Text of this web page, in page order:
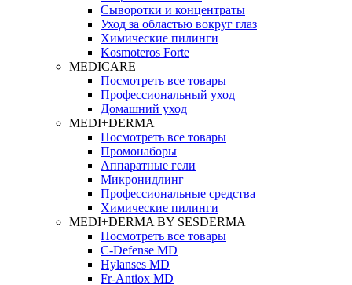
Сыворотки и концентраты
Уход за областью вокруг глаз
Химические пилинги
Kosmoteros Forte
MEDICARE
Посмотреть все товары
Профессиональный уход
Домашний уход
MEDI+DERMA
Посмотреть все товары
Промонаборы
Аппаратные гели
Микронидлинг
Профессиональные средства
Химические пилинги
MEDI+DERMA BY SESDERMA
Посмотреть все товары
C-Defense MD
Hylanses MD
Fr‑Antiox MD